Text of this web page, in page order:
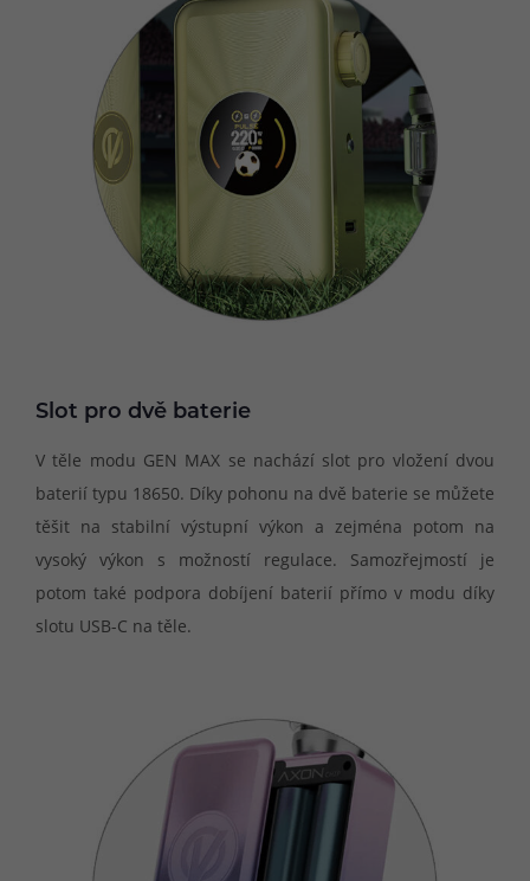
Slot pro dvě baterie
V těle modu GEN MAX se nachází slot pro vložení dvou
baterií typu 18650. Díky pohonu na dvě baterie se můžete
těšit na stabilní výstupní výkon a zejména potom na
vysoký výkon s možností regulace. Samozřejmostí je
potom také podpora dobíjení baterií přímo v modu díky
slotu USB-C na těle.